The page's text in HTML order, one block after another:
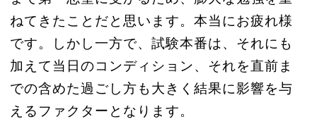
ねてきたことだと思います。本当にお疲れ様
です。しかし一方で、試験本番は、それにも
加えて当日のコンディション、それを直前ま
での含めた過ごし方も大きく結果に影響を与
えるファクターとなります。